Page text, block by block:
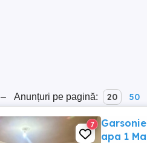
– Anunțuri pe pagină: 20 50
7
apa 1